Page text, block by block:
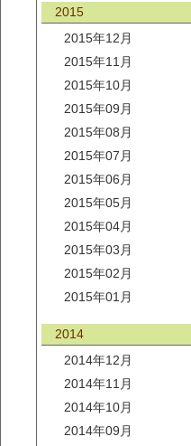
2015
2015年12月
2015年11月
2015年10月
2015年09月
2015年08月
2015年07月
2015年06月
2015年05月
2015年04月
2015年03月
2015年02月
2015年01月
2014
2014年12月
2014年11月
2014年10月
2014年09月